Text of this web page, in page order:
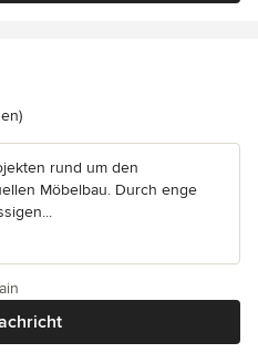
von 5 Sternen
rund um den
Möbelbau. Durch enge